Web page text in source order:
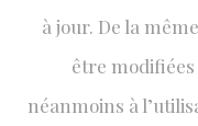
à jour. De la
être
néanmoins à